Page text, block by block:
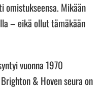
omistukseensa. Mikään
– eikä ollut tämäkään
vuonna 1970
& Hoven seura on